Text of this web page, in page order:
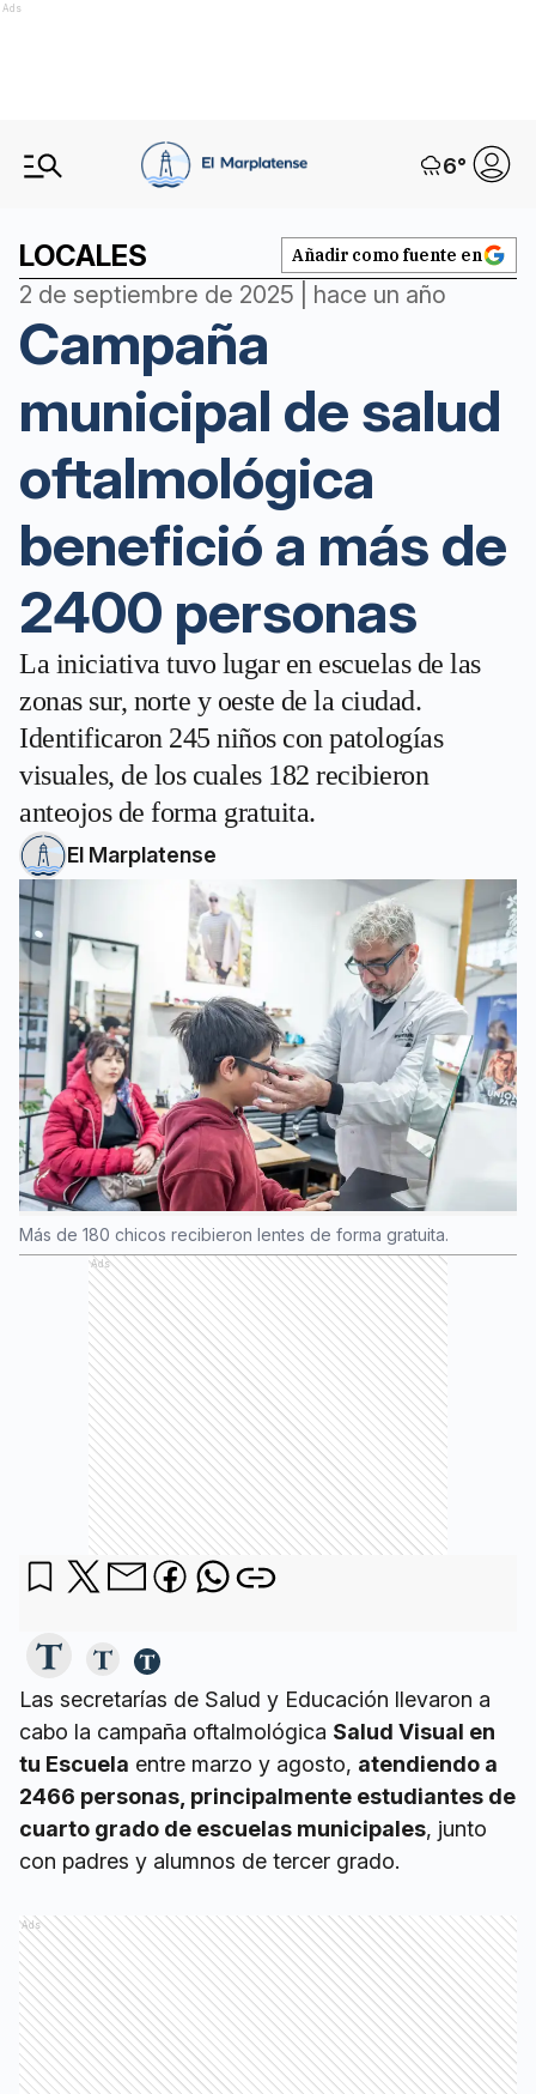
Ads
6°
LOCALES Añadir como fuente en
2 de septiembre de 2025 | hace un año
Campaña
municipal de salud
oftalmológica
benefició a más de
2400 personas
La iniciativa tuvo lugar en escuelas de las
zonas sur, norte y oeste de la ciudad.
Identificaron 245 niños con patologías
visuales, de los cuales 182 recibieron
anteojos de forma gratuita.
El Marplatense
Más de 180 chicos recibieron lentes de forma gratuita.
Ads
Las secretarías de Salud y Educación llevaron a
cabo la campaña oftalmológica Salud Visual en
tu Escuela entre marzo y agosto, atendiendo a
2466 personas, principalmente estudiantes de
cuarto grado de escuelas municipales, junto
con padres y alumnos de tercer grado.
Ads